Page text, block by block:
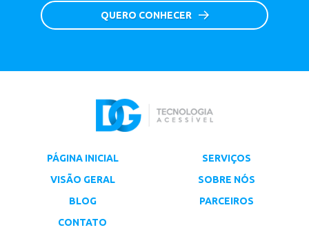
QUERO CONHECER
PÁGINA INICIAL
SERVIÇOS
VISÃO GERAL
SOBRE NÓS
BLOG
PARCEIROS
CONTATO